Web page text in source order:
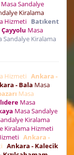
Masa Sandalye
Kiralama
Hizmeti Batıkent
Çayyolu Masa
Sandalye Kiralama
Hizmeti Ankara -
- Bala Masa
Masa
Masa
Masa Sandalye
Kiralama
Kiralama Hizmeti
Ankara -
Ankara - Kalecik